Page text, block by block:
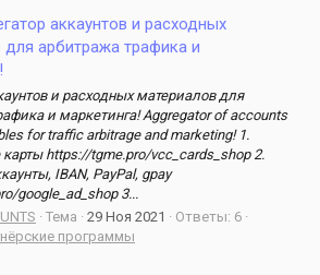
аккаунтов и расходных
для арбитража трафика и
и расходных материалов для
и маркетинга! Aggregator of accounts
for traffic arbitrage and marketing! 1.
карты https://tgme.pro/vcc_cards_shop 2.
IBAN, PayPal, gpay
google_ad_shop 3...
Тема 29 Ноя 2021
Ответы: 6
программы